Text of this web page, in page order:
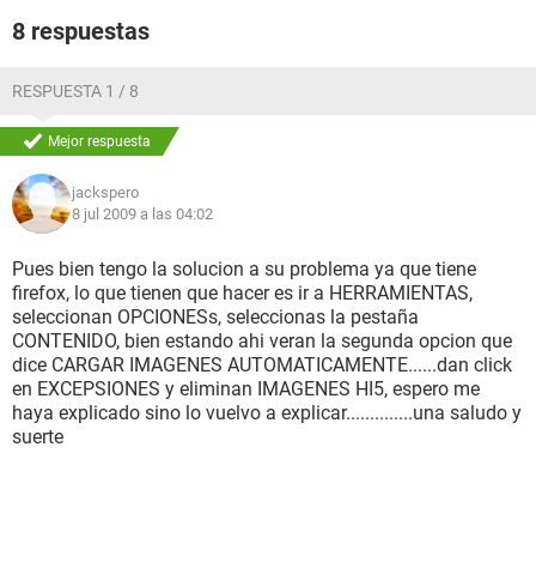
8 respuestas
RESPUESTA 1 / 8
Mejor respuesta
jackspero
8 jul 2009 a las 04:02
Pues bien tengo la solucion a su problema ya que tiene
firefox, lo que tienen que hacer es ir a HERRAMIENTAS,
seleccionan OPCIONESs, seleccionas la pestaña
CONTENIDO, bien estando ahi veran la segunda opcion que
dice CARGAR IMAGENES AUTOMATICAMENTE......dan click
en EXCEPSIONES y eliminan IMAGENES HI5, espero me
haya explicado sino lo vuelvo a explicar..............una saludo y
suerte